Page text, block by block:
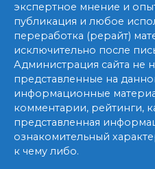
экспертное мнение и
публикация и любое
переработка (рерайт)
исключительно после
Администрация сайта не
представленные на
информационные
комментарии, рейтинги,
представленная
ознакомительный
к чему либо.